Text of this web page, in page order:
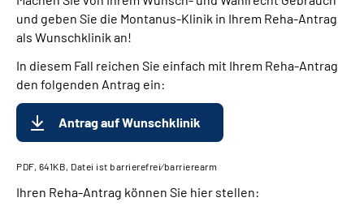
und geben Sie die Montanus-Klinik in Ihrem Reha-Antrag
als Wunschklinik an!
In diesem Fall reichen Sie einfach mit Ihrem Reha-Antrag
den folgenden Antrag ein:
Antrag auf Wunschklinik
PDF, 641KB, Datei ist barrierefrei⁄barrierearm
Ihren Reha-Antrag können Sie hier stellen: